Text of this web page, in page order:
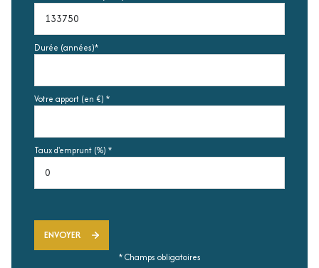
Durée (années)*
Votre apport (en €) *
Taux d'emprunt (%) *
ENVOYER
* Champs obligatoires